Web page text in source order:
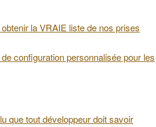
la VRAIE liste de nos prises
configuration personnalisée pour les
que tout développeur doit savoir